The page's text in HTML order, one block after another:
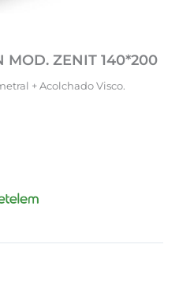
MOD. ZENIT 140*200
+ Acolchado Visco.